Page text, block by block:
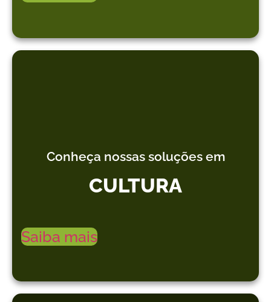
Conheça nossas soluções em
CULTURA
Saiba mais